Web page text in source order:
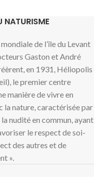
NATURISME
de l’île du Levant
Gaston et André
en 1931, Héliopolis
le premier centre
manière de vivre en
la nature, caractérisée par
nudité en commun, ayant
le respect de soi-
des autres et de
».